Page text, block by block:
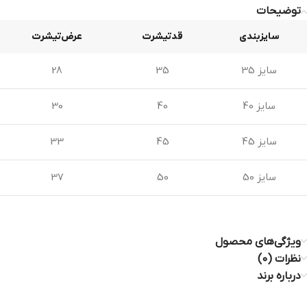
توضیحات
سایزبندی قدتیشرت عرض‌تیشرت
سایز 35 35
28
سایز 40 40
30
سایز 45 45
33
سایز 50 50
37
ویژگی‌های محصول
نظرات (0)
درباره برند